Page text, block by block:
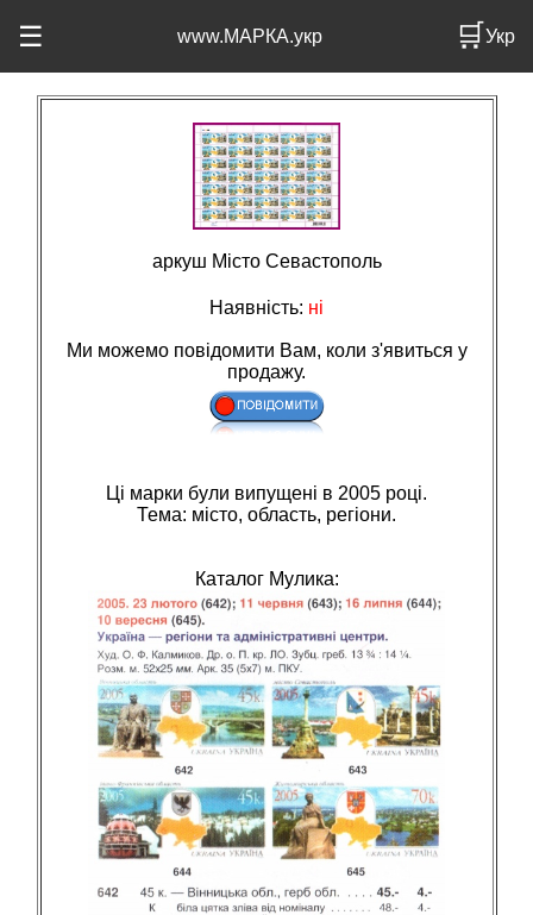
☰ www.МАРКА.укр 🛒Укр
аркуш Місто Севастополь
Наявність: ні
Ми можемо повідомити Вам, коли з'явиться у
продажу.
Ці марки були випущені в 2005 році.
Тема: мiсто, область, регiони.
Каталог Мулика: